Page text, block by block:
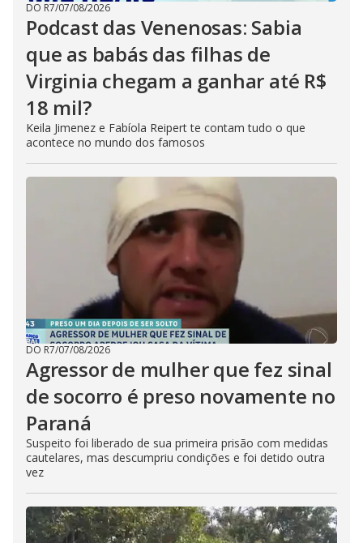
DO R7/07/08/2026
Podcast das Venenosas: Sabia
que as babás das filhas de
Virginia chegam a ganhar até R$
18 mil?
Keila Jimenez e Fabíola Reipert te contam tudo o que
acontece no mundo dos famosos
DO R7/07/08/2026
Agressor de mulher que fez sinal
de socorro é preso novamente no
Paraná
Suspeito foi liberado de sua primeira prisão com medidas
cautelares, mas descumpriu condições e foi detido outra
vez